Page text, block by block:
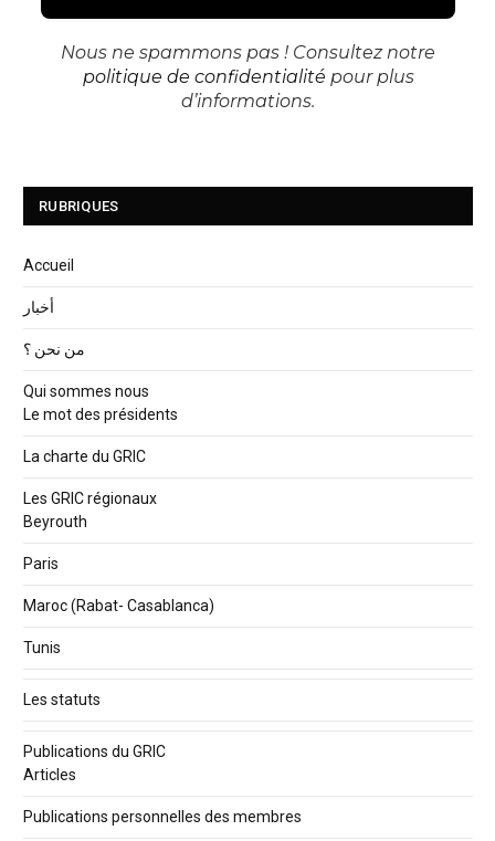
Nous ne spammons pas ! Consultez notre
politique de confidentialité pour plus
d’informations.
RUBRIQUES
Accueil
أخبار
من نحن ؟
Qui sommes nous
Le mot des présidents
La charte du GRIC
Les GRIC régionaux
Beyrouth
Paris
Maroc (Rabat- Casablanca)
Tunis
Les statuts
Publications du GRIC
Articles
Publications personnelles des membres